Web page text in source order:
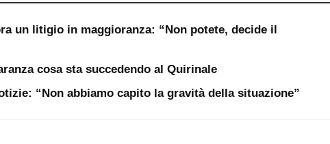
un litigio in maggioranza: “Non potete, decide il
cosa sta succedendo al Quirinale
“Non abbiamo capito la gravità della situazione”